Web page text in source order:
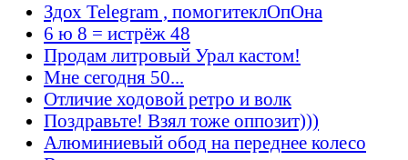
Здох Telegram , помогитеклОпОна
6 ю 8 = истрёж 48
Продам литровый Урал кастом!
Мне сегодня 50...
Отличие ходовой ретро и волк
Поздравьте! Взял тоже оппозит)))
Алюминиевый обод на переднее колесо